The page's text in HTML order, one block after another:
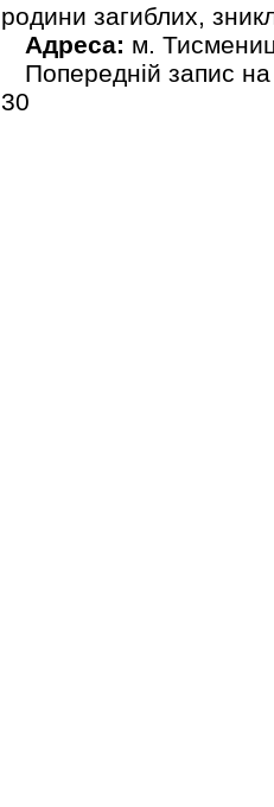
родини загиблих,
Адреса: м.
Попередній запис
30